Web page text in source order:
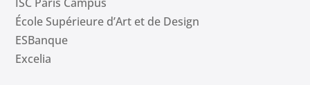
École Supérieure d’Art et de Design
ESBanque
Excelia